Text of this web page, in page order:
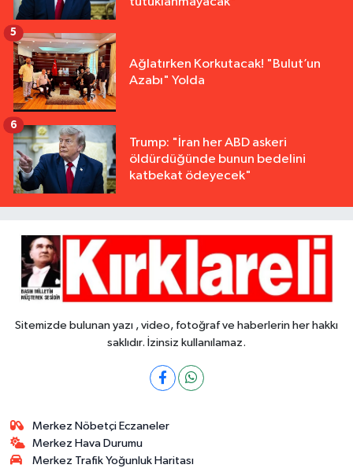
Ağlatırken Korkutacak! "Bulut’un
Azabı" Yolda
5
Trump: "İran her ABD askeri
öldürdüğünde bunun bedelini
katbekat ödeyecek"
6
Sitemizde bulunan yazı , video, fotoğraf ve haberlerin her hakkı
saklıdır. İzinsiz kullanılamaz.
Merkez Nöbetçi Eczaneler
Merkez Hava Durumu
Merkez Trafik Yoğunluk Haritası